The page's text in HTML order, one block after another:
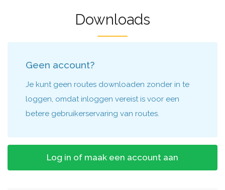
Downloads
Geen account?
Je kunt geen routes downloaden zonder in te
loggen, omdat inloggen vereist is voor een
betere gebruikerservaring van routes.
Log in of maak een account aan